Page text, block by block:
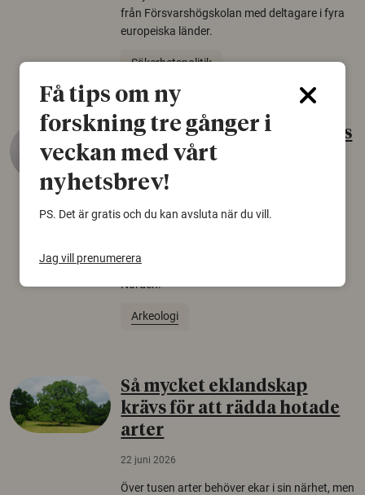
från Försvarshögskolan med deltagare i fyra
europeiska länder.
Säkerhetspolitik
Gammalt skinn var Sveriges
äldsta sko
22 juni 2026
Det som arkeologer länge trodde var en
skomode och beskrivs som mycket ovanligt i
Norden.
Arkeologi
Så mycket eklandskap
krävs för att rädda hotade
arter
22 juni 2026
Över tusen arter behöver ekar i sin närhet, men
Få tips om ny
forskning tre gånger i
veckan med vårt
nyhetsbrev!
PS. Det är gratis och du kan avsluta när du vill.
Jag vill prenumerera